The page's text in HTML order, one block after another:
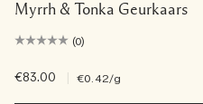
Myrrh & Tonka Geurkaars
(0)
€83.00 €0.42/g